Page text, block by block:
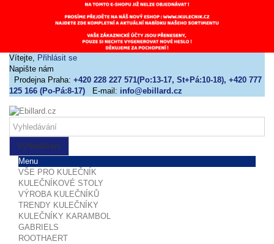
Vítejte, Přihlásit se
Napište nám
Prodejna Praha: +420 228 227 571(Po:13-17, St+Pá:10-18), +420 777
125 166 (Po-Pá:8-17)
E-mail: info@ebillard.cz
Vyhledávání
Menu
VŠE PRO KULEČNÍK
KULEČNÍKOVÉ STOLY
VÝROBA KULEČNÍKŮ
TRENDY KULEČNÍKY
KULEČNÍKY KARAMBOL
GABRIELS
ROOTHAERT